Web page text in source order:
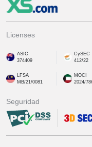
Licenses
ASIC
374409
CySEC
412/22
LFSA
MB/21/0081
MOCI
2024/
Seguridad